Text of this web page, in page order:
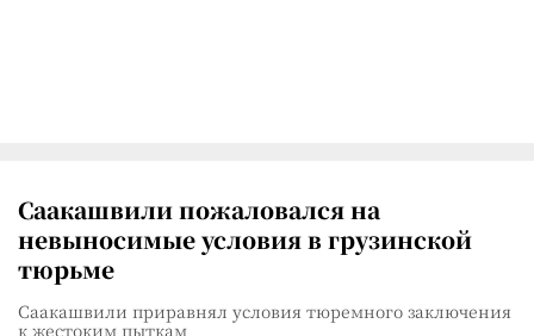
Саакашвили пожаловался на
невыносимые условия в грузинской
тюрьме
Саакашвили приравнял условия тюремного заключения
к жестоким пыткам